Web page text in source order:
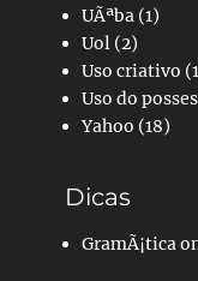
UÃªba (1)
Uol (2)
Uso criativo
Uso do
Yahoo (18)
Dicas
GramÃ¡tica